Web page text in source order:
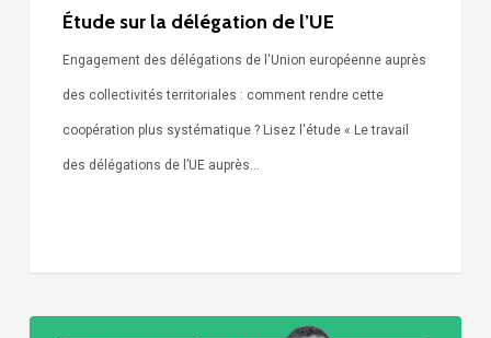
Étude sur la délégation de l’UE
Engagement des délégations de l'Union européenne auprès
des collectivités territoriales : comment rendre cette
coopération plus systématique ? Lisez l'étude « Le travail
des délégations de l’UE auprès…